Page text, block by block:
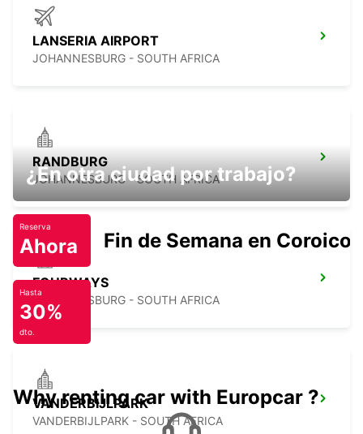
LANSERIA AIRPORT
JOHANNESBURG - SOUTH AFRICA
RANDBURG
JOHANNESBURG - SOUTH AFRICA
FOURWAYS
JOHANNESBURG - SOUTH AFRICA
VANDERBIJLPARK
VANDERBIJLPARK - SOUTH AFRICA
¿En otra ciudad por trabajo?
Reserva
Ahora Fin de Semana en Coroico.
Hasta
30%
dto.
Why renting car with Europcar ?